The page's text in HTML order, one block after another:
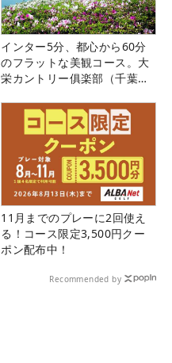
インター5分、都心から60分
のフラットな美観コース。大
栄カントリー俱楽部（千葉
11月までのプレーに2回使え
る！コース限定3,500円クー
ポン配布中！
Recommended by